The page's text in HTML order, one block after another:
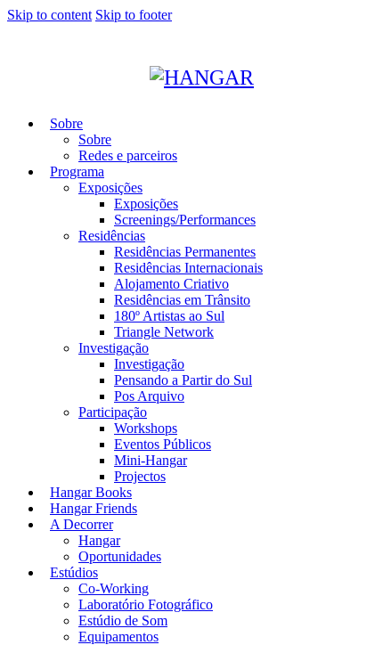
Skip to content Skip to footer
Sobre
Sobre
Redes e parceiros
Programa
Exposições
Exposições
Screenings/Performances
Residências
Residências Permanentes
Residências Internacionais
Alojamento Criativo
Residências em Trânsito
180º Artistas ao Sul
Triangle Network
Investigação
Investigação
Pensando a Partir do Sul
Pos Arquivo
Participação
Workshops
Eventos Públicos
Mini-Hangar
Projectos
Hangar Books
Hangar Friends
A Decorrer
Hangar
Oportunidades
Estúdios
Co-Working
Laboratório Fotográfico
Estúdio de Som
Equipamentos